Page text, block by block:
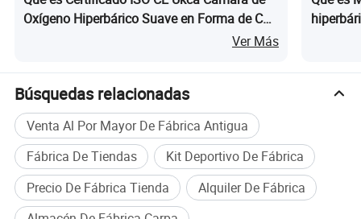
presurizado y cámara de oxígeno puro presurizado. El ámbito de
aplicación de las cámaras de oxígeno hiperbárico es muy amplio,
embolia gaseosa, enfermedad de descompresión, encefalopatía
hipóxica isquémica, lesiones cerebrales traumáticas,
enfermedades cerebrovasculares, etc.
Lista de nuestros nombres de productos:
Cámara de oxígeno presurizado de aire medicinal multipersona,
Oxígeno Hiperbárico Suave en Forma de C
Ver Más
Búsquedas relacionadas
Venta Al Por Mayor De Fábrica Antigua
Fábrica De Tiendas
Kit Deportivo De Fábrica
Precio De Fábrica Tienda
Alquiler De Fábrica